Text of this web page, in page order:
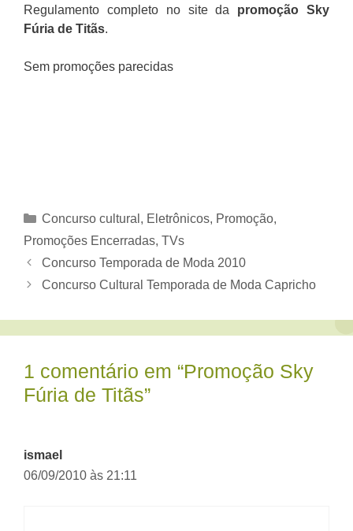
Regulamento completo no site da promoção Sky
Fúria de Titãs.
Sem promoções parecidas
Categorias
Concurso cultural , Eletrônicos, Promoção,
Promoções Encerradas, TVs
Concurso Temporada de Moda 2010
Concurso Cultural Temporada de Moda Capricho
1 comentário em “Promoção Sky
Fúria de Titãs”
ismael
06/09/2010 às 21:11